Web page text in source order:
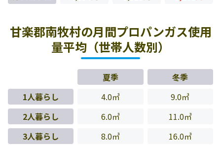
甘楽郡南牧村の月間プロパンガス使用
量平均（世帯人数別）
夏季
冬季
1人暮らし
4.0㎥
9.0㎥
2人暮らし
6.0㎥
11.0㎥
3人暮らし
8.0㎥
16.0㎥